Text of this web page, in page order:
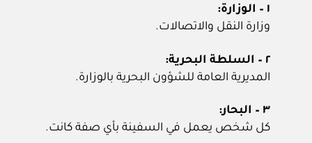
١ – الوزارة:
وزارة النقل والاتصالات.
٢ – السلطة البحرية:
المديرية العامة للشؤون البحرية بالوزارة.
٣ – البحار:
كل شخص يعمل في السفينة بأي صفة كانت.